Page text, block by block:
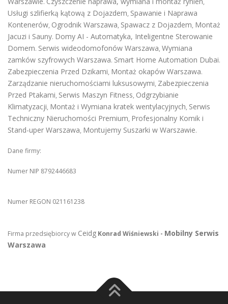
. ,
Usługi szlifierką kątową z Dojazdem, Spawanie i Naprawa
Kontenerów, Ogrodnik Warszawa, Spawacz z Dojazdem, Montaż
Jacuzi i Sauny. Domy AI - Automatyka, Inteligentne Sterowanie
Domem. Serwis wideodomofonów Warszawa, Wymiana
zamków szyfrowych Warszawa. Smart Home Automation Dubai.
Zabezpieczenia Przed Dzikami, Montaż okapów Warszawa.
Zarządzanie nieruchomościami luksusowymi, Zabezpieczenia
Przed Ptakami, Serwis Maszyn Fitness, Odgrzybianie
Klimatyzacji, Montaż i Wymiana kratek wentylacyjnych, Serwis
Techniczny Nieruchomości Premium, Profesjonalny Komik i
Stand-uper Warszawa, Montujemy Suszarki w Warszawie.
Dane firmy:
Numer NIP 8792446683
Numer REGON 021161238
Firma przedsiębiorcy w Ceidg Konrad Wiśniewski - Mobilny Serwis
Warszawa